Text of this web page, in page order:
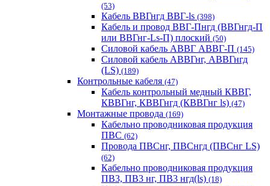
(53)
Кабель ВВГнгд ВВГ-ls (398)
Кабель и провод ВВГ-Пнгд (ВВГнгд-П
или ВВГнг-Ls-П) плоский (50)
Силовой кабель АВВГ АВВГ-П (145)
Силовой кабель АВВГнг, АВВГнгд
(LS) (189)
Контрольные кабеля (47)
Кабель контрольный медный КВВГ,
КВВГнг, КВВГнгд (КВВГнг ls) (47)
Монтажные провода (169)
Кабельно проводниковая продукция
ПВС (62)
Провода ПВСнг, ПВСнгд (ПВСнг LS)
(62)
Кабельно проводниковая продукция
ПВ3, ПВ3 нг, ПВ3 нгд(ls) (18)